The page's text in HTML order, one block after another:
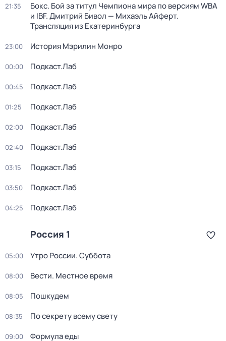
21:35
Бокс. Бой за титул Чемпиона мира по версиям WBA
и IBF. Дмитрий Бивол — Михаэль Айферт.
Трансляция из Екатеринбурга
23:00 История Мэрилин Монро
00:00 Подкаст.Лаб
00:45 Подкаст.Лаб
01:25 Подкаст.Лаб
02:00 Подкаст.Лаб
02:40 Подкаст.Лаб
03:15 Подкаст.Лаб
03:50 Подкаст.Лаб
04:25 Подкаст.Лаб
Россия 1
05:00 Утро России. Суббота
08:00 Вести. Местное время
08:05 Пошкудем
08:35 По секрету всему свету
09:00 Формула еды